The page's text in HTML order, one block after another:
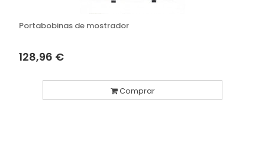
Portabobinas de mostrador
128,96 €
Comprar